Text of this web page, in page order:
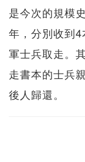
是今次的規模
年，分別收到
軍士兵取走。
走書本的士兵
後人歸還。